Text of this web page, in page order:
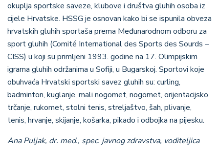
okuplja sportske saveze, klubove i društva gluhih osoba iz
cijele Hrvatske. HSSG je osnovan kako bi se ispunila obveza
hrvatskih gluhih sportaša prema Međunarodnom odboru za
sport gluhih (Comité International des Sports des Sourds –
CISS) u koji su primljeni 1993. godine na 17. Olimpijskim
igrama gluhih održanima u Sofiji, u Bugarskoj. Sportovi koje
obuhvaća Hrvatski sportski savez gluhih su: curling,
badminton, kuglanje, mali nogomet, nogomet, orijentacijsko
trčanje, rukomet, stolni tenis, streljaštvo, šah, plivanje,
tenis, hrvanje, skijanje, košarka, pikado i odbojka na pijesku.
Ana Puljak, dr. med., spec. javnog zdravstva, voditeljica